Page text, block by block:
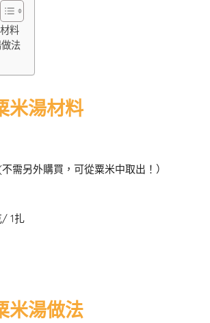
料
法
米湯材料
需另外購買，可從粟米中取出！）
/ 1扎
米湯做法